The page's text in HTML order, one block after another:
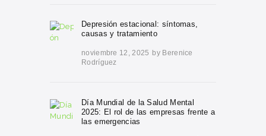
Depresión estacional: síntomas,
causas y tratamiento
noviembre 12, 2025 by Berenice
Rodríguez
Día Mundial de la Salud Mental
2025: El rol de las empresas frente a
las emergencias